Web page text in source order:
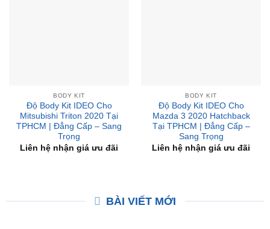
BODY KIT
Độ Body Kit IDEO Cho
Mitsubishi Triton 2020 Tại
TPHCM | Đẳng Cấp – Sang
Trọng
Liên hệ nhận giá ưu đãi
BODY KIT
Độ Body Kit IDEO Cho
Mazda 3 2020 Hatchback
Tại TPHCM | Đẳng Cấp –
Sang Trọng
Liên hệ nhận giá ưu đãi
BÀI VIẾT MỚI